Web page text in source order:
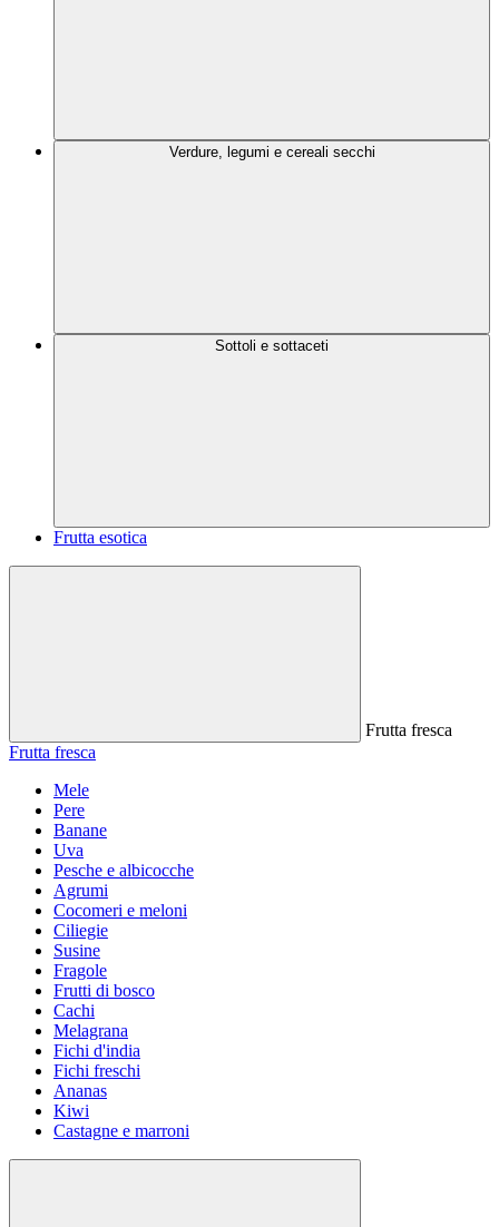
Verdure, legumi e cereali secchi
Sottoli e sottaceti
Frutta esotica
Frutta fresca
Frutta fresca
Mele
Pere
Banane
Uva
Pesche e albicocche
Agrumi
Cocomeri e meloni
Ciliegie
Susine
Fragole
Frutti di bosco
Cachi
Melagrana
Fichi d'india
Fichi freschi
Ananas
Kiwi
Castagne e marroni